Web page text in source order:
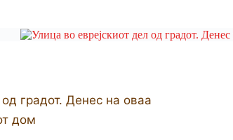
градот. Денес на оваа
дом